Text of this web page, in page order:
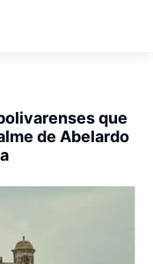
que
de Abelardo